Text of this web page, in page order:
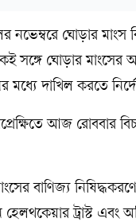
নভেম্বরে ঘোড়ার মাংস
সঙ্গে ঘোড়ার মাংসের
দাখিল করতে
আজ রোববার
বাণিজ্য
ট্রাস্ট এবং